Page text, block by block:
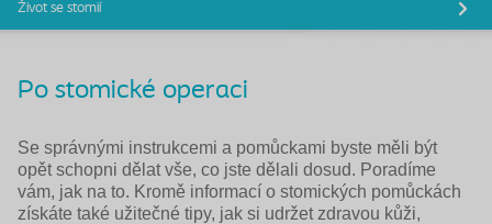
Život se stomií
Po stomické operaci
Se správnými instrukcemi a pomůckami byste měli být
opět schopni dělat vše, co jste dělali dosud. Poradíme
vám, jak na to. Kromě informací o stomických pomůckách
získáte také užitečné tipy, jak si udržet zdravou kůži,